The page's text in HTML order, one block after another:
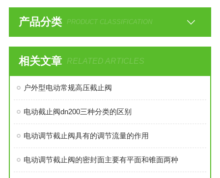
产品分类 PRODUCT CLASSIFICATION
相关文章 RELATED ARTICLES
户外型电动常规高压截止阀
电动截止阀dn200三种分类的区别
电动调节截止阀具有的调节流量的作用
电动调节截止阀的密封面主要有平面和锥面两种